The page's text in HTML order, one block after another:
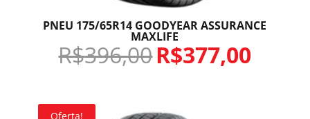
PNEU 175/65R14 GOODYEAR ASSURANCE
MAXLIFE
R$396,00R$377,00
Oferta!